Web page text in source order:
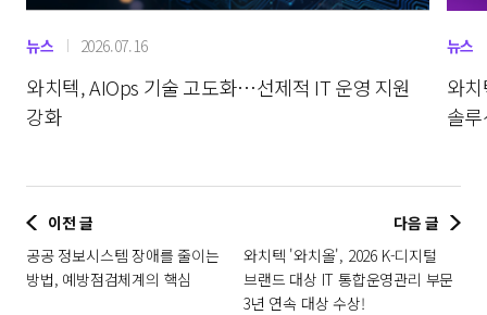
뉴스 2026.07.16
와치텍, AIOps 기술 고도화…선제적 IT 운영 지원
강화
뉴스
와
솔
이전 글
공공 정보시스템 장애를 줄이는
방법, 예방점검체계의 핵심
다음 글
와치텍 '와치올', 2026 K-디지털
브랜드 대상 IT 통합운영관리 부문
3년 연속 대상 수상!